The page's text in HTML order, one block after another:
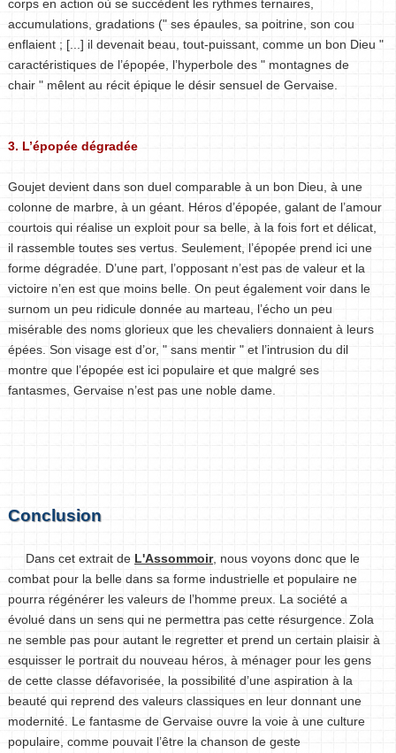
corps en action où se succèdent les rythmes ternaires,
accumulations, gradations (" ses épaules, sa poitrine, son cou
enflaient ; [...] il devenait beau, tout-puissant, comme un bon Dieu "
caractéristiques de l’épopée, l’hyperbole des " montagnes de
chair " mêlent au récit épique le désir sensuel de Gervaise.
3. L’épopée dégradée
Goujet devient dans son duel comparable à un bon Dieu, à une
colonne de marbre, à un géant. Héros d’épopée, galant de l’amour
courtois qui réalise un exploit pour sa belle, à la fois fort et délicat,
il rassemble toutes ses vertus. Seulement, l’épopée prend ici une
forme dégradée. D’une part, l’opposant n’est pas de valeur et la
victoire n’en est que moins belle. On peut également voir dans le
surnom un peu ridicule donnée au marteau, l’écho un peu
misérable des noms glorieux que les chevaliers donnaient à leurs
épées. Son visage est d’or, " sans mentir " et l’intrusion du dil
montre que l’épopée est ici populaire et que malgré ses
fantasmes, Gervaise n’est pas une noble dame.
Conclusion
Dans cet extrait de L'Assommoir, nous voyons donc que le
combat pour la belle dans sa forme industrielle et populaire ne
pourra régénérer les valeurs de l’homme preux. La société a
évolué dans un sens qui ne permettra pas cette résurgence. Zola
ne semble pas pour autant le regretter et prend un certain plaisir à
esquisser le portrait du nouveau héros, à ménager pour les gens
de cette classe défavorisée, la possibilité d’une aspiration à la
beauté qui reprend des valeurs classiques en leur donnant une
modernité. Le fantasme de Gervaise ouvre la voie à une culture
populaire, comme pouvait l’être la chanson de geste